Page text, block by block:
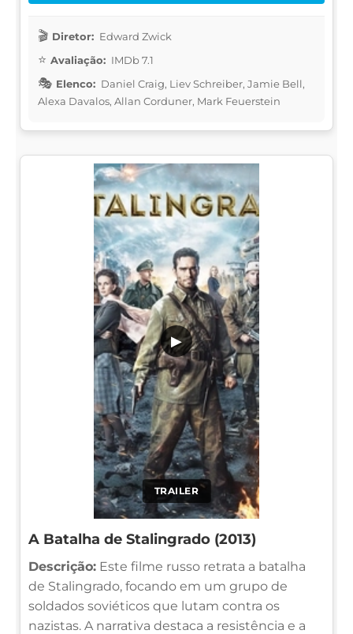
Diretor: Edward Zwick
Avaliação: IMDb 7.1
Elenco: Daniel Craig, Liev Schreiber, Jamie Bell,
Alexa Davalos, Allan Corduner, Mark Feuerstein
TRAILER
▶
A Batalha de Stalingrado (2013)
Descrição: Este filme russo retrata a batalha
de Stalingrado, focando em um grupo de
soldados soviéticos que lutam contra os
nazistas. A narrativa destaca a resistência e a